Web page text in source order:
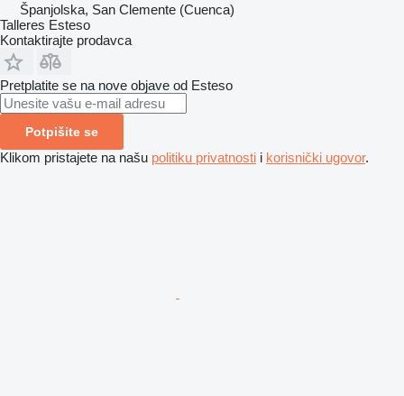
Španjolska, San Clemente (Cuenca)
Talleres Esteso
Kontaktirajte prodavca
Pretplatite se na nove objave od Esteso
Potpišite se
Klikom pristajete na našu politiku privatnosti i korisnički ugovor.